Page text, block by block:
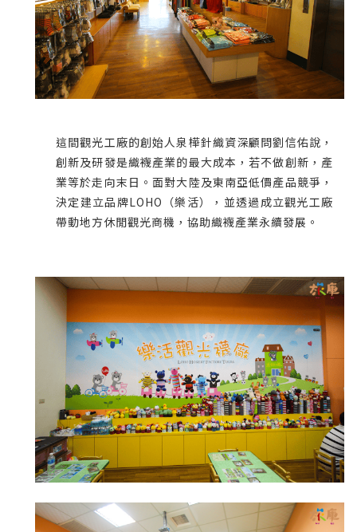
這間觀光工廠的創始人泉樺針織資深顧問劉信佑說，
創新及研發是織襪產業的最大成本，若不做創新，產
業等於走向末日。面對大陸及東南亞低價產品競爭，
決定建立品牌LOHO（樂活），並透過成立觀光工廠
帶動地方休閒觀光商機，協助織襪產業永續發展。